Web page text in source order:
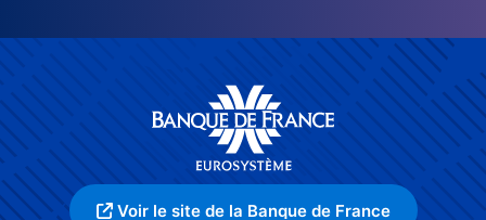
Voir le site de la Banque de France